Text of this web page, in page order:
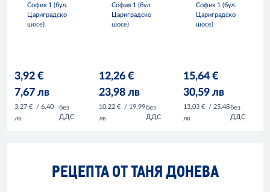
София 1 (бул.
Цариградско
шосе)
3,92 €
7,67 лв
3,27 € / 6,40
лв
без
ДДС
София 1 (бул.
Цариградско
шосе)
12,26 €
23,98 лв
10,22 € / 19,99
лв
без
ДДС
София 1 (бул.
Цариградско
шосе)
15,64 €
30,59 лв
13,03 € / 25,48
лв
без
ДДС
РЕЦЕПТА ОТ ТАНЯ ДОНЕВА